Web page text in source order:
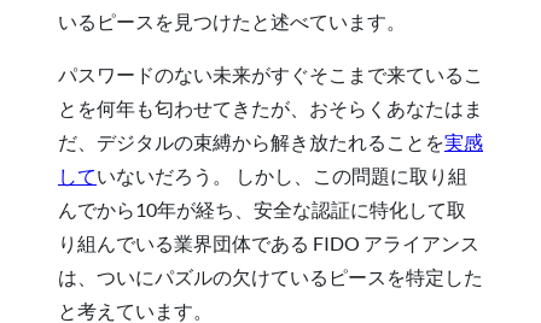
いるピースを見つけたと述べています。
パスワードのない未来がすぐそこまで来ているこ
とを何年も匂わせてきたが、おそらくあなたはま
だ、デジタルの束縛から解き放たれることを実感
していないだろう。 しかし、この問題に取り組
んでから10年が経ち、安全な認証に特化して取
り組んでいる業界団体である FIDO アライアンス
は、ついにパズルの欠けているピースを特定した
と考えています。